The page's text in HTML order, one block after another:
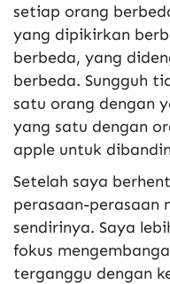
setiap orang
yang dipikirkan
berbeda, yang
berbeda. Sungguh
satu orang dengan
yang satu dengan
apple untuk
Setelah saya
perasaan-perasaan
sendirinya. Saya
fokus
terganggu dengan